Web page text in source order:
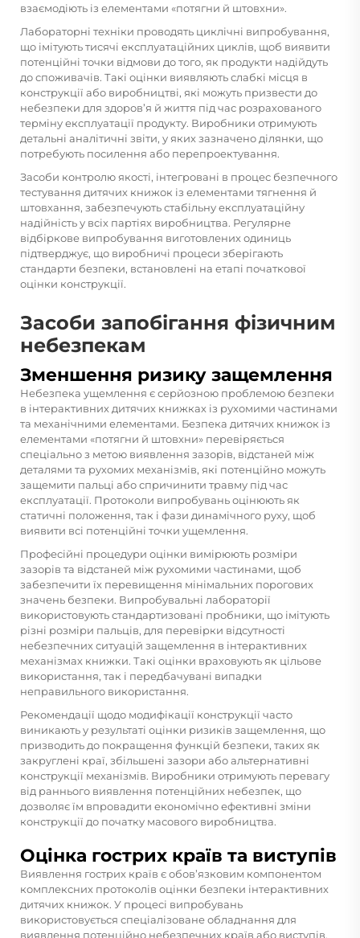
взаємодіють із елементами «потягни й штовхни».
Лабораторні техніки проводять циклічні випробування,
що імітують тисячі експлуатаційних циклів, щоб виявити
потенційні точки відмови до того, як продукти надійдуть
до споживачів. Такі оцінки виявляють слабкі місця в
конструкції або виробництві, які можуть призвести до
небезпеки для здоров’я й життя під час розрахованого
терміну експлуатації продукту. Виробники отримують
детальні аналітичні звіти, у яких зазначено ділянки, що
потребують посилення або перепроектування.
Засоби контролю якості, інтегровані в процес безпечного
тестування дитячих книжок із елементами тягнення й
штовхання, забезпечують стабільну експлуатаційну
надійність у всіх партіях виробництва. Регулярне
відбіркове випробування виготовлених одиниць
підтверджує, що виробничі процеси зберігають
стандарти безпеки, встановлені на етапі початкової
оцінки конструкції.
Засоби запобігання фізичним
небезпекам
Зменшення ризику защемлення
Небезпека ущемлення є серйозною проблемою безпеки
в інтерактивних дитячих книжках із рухомими частинами
та механічними елементами. Безпека дитячих книжок із
елементами «потягни й штовхни» перевіряється
спеціально з метою виявлення зазорів, відстаней між
деталями та рухомих механізмів, які потенційно можуть
защемити пальці або спричинити травму під час
експлуатації. Протоколи випробувань оцінюють як
статичні положення, так і фази динамічного руху, щоб
виявити всі потенційні точки ущемлення.
Професійні процедури оцінки вимірюють розміри
зазорів та відстаней між рухомими частинами, щоб
забезпечити їх перевищення мінімальних порогових
значень безпеки. Випробувальні лабораторії
використовують стандартизовані пробники, що імітують
різні розміри пальців, для перевірки відсутності
небезпечних ситуацій защемлення в інтерактивних
механізмах книжки. Такі оцінки враховують як цільове
використання, так і передбачувані випадки
неправильного використання.
Рекомендації щодо модифікації конструкції часто
виникають у результаті оцінки ризиків защемлення, що
призводить до покращення функцій безпеки, таких як
закруглені краї, збільшені зазори або альтернативні
конструкції механізмів. Виробники отримують перевагу
від раннього виявлення потенційних небезпек, що
дозволяє їм впровадити економічно ефективні зміни
конструкції до початку масового виробництва.
Оцінка гострих країв та виступів
Виявлення гострих країв є обов’язковим компонентом
комплексних протоколів оцінки безпеки інтерактивних
дитячих книжок. У процесі випробувань
використовується спеціалізоване обладнання для
виявлення потенційно небезпечних країв або виступів,